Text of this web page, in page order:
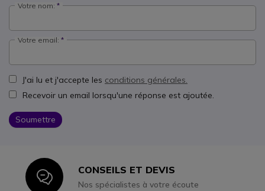
Votre nom:
Votre email:
J'ai lu et j'accepte les conditions générales.
Recevoir un email lorsqu'une réponse est ajoutée.
Soumettre
IconCONSEILS ET DEVIS
Nos spécialistes à votre écoute